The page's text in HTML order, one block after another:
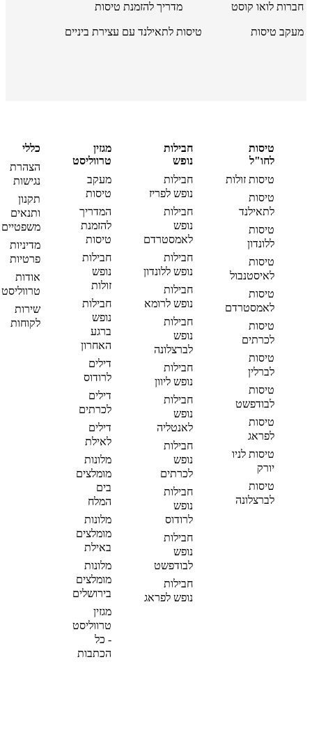
חברות לואו קוסט מדריך להזמנת טיסות
מעקב טיסות טיסות לתאילנד עם עצירת ביניים
טיסות
לחו"ל
טיסות זולות
טיסות
לתאילנד
טיסות
ללונדון
טיסות
לאיסטנבול
טיסות
לאמסטרדם
טיסות
לכרתים
טיסות
לברלין
טיסות
לבודפשט
טיסות
לפראג
טיסות לניו
יורק
טיסות
לברצלונה
חבילות
נופש
חבילות
נופש לפריז
חבילות
נופש
לאמסטרדם
חבילות
נופש ללונדון
חבילות
נופש לרומא
חבילות
נופש
לברצלונה
חבילות
נופש ליוון
חבילות
נופש
לאנטליה
חבילות
נופש
לכרתים
חבילות
נופש
לרודוס
חבילות
נופש
לבודפשט
חבילות
נופש לפראג
מגזין
טרווליסט
מעקב
טיסות
המדריך
להזמנת
טיסות
חבילות
נופש
זולות
חבילות
נופש
ברגע
האחרון
דילים
לרודוס
דילים
לכרתים
דילים
לאילת
מלונות
מומלצים
בים
המלח
מלונות
מומלצים
באילת
מלונות
מומלצים
בירושלים
מגזין
טרווליסט
- כל
הכתבות
כללי
הצהרת
נגישות
תקנון
ותנאים
משפטיים
מדיניות
פרטיות
אודות
טרווליסט
שירות
לקוחות